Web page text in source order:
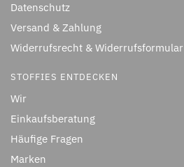
Datenschutz
Versand & Zahlung
Widerrufsrecht & Widerrufsformular
STOFFIES ENTDECKEN
Wir
Einkaufsberatung
Häufige Fragen
Marken